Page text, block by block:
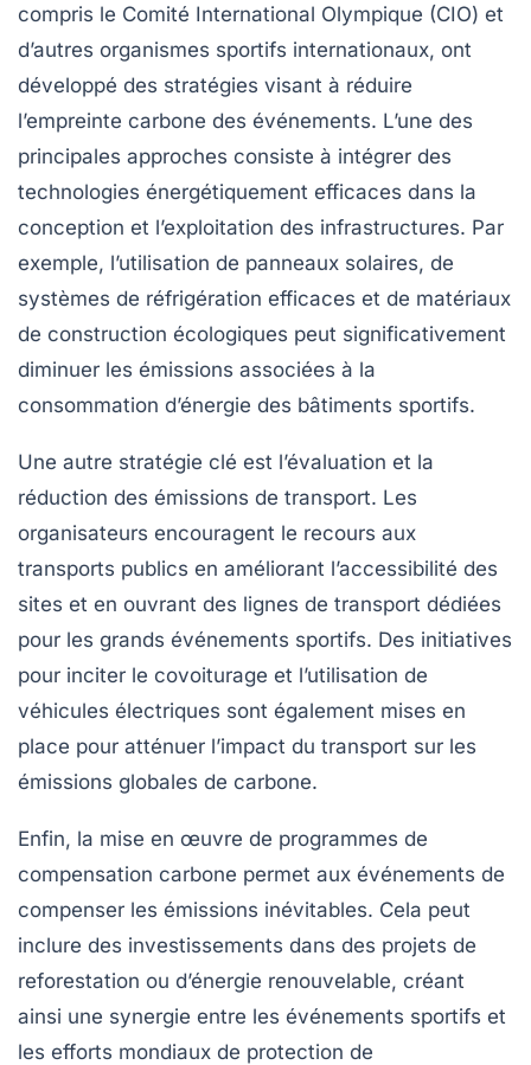
compris le Comité International Olympique (CIO) et
d’autres organismes sportifs internationaux, ont
développé des stratégies visant à réduire
l’empreinte carbone des événements. L’une des
principales approches consiste à intégrer des
technologies énergétiquement efficaces dans la
conception et l’exploitation des infrastructures. Par
exemple, l’utilisation de panneaux solaires, de
systèmes de réfrigération efficaces et de matériaux
de construction écologiques peut significativement
diminuer les émissions associées à la
consommation d’énergie des bâtiments sportifs.
Une autre stratégie clé est l’évaluation et la
réduction des émissions de transport. Les
organisateurs encouragent le recours aux
transports publics en améliorant l’accessibilité des
sites et en ouvrant des lignes de transport dédiées
pour les grands événements sportifs. Des initiatives
pour inciter le covoiturage et l’utilisation de
véhicules électriques sont également mises en
place pour atténuer l’impact du transport sur les
émissions globales de carbone.
Enfin, la mise en œuvre de programmes de
compensation carbone permet aux événements de
compenser les émissions inévitables. Cela peut
inclure des investissements dans des projets de
reforestation ou d’énergie renouvelable, créant
ainsi une synergie entre les événements sportifs et
les efforts mondiaux de protection de